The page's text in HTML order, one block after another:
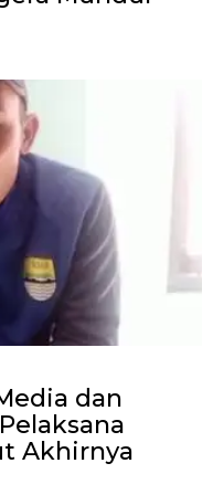
dan
Akhirnya